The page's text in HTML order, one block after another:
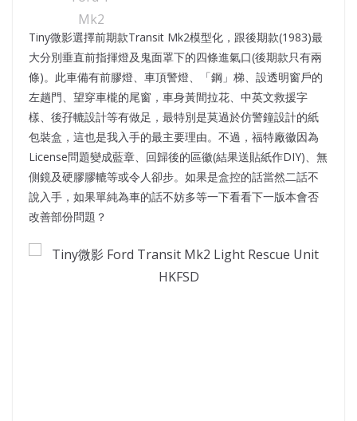
Tiny微影選擇前期款Transit Mk2模型化，跟後期款(1983)最
大分別垂直前指揮燈及鬼面罩下的四條進氣口(後期款只有兩
條)。此車備有前膠燈、車頂警燈、「鋼」梯、設透明窗戶的
左趟門、望穿車櫳的尾窗，車身黃間拉花、中英文救援字
樣、後孖轆設計等有做足，最特別是莫過於仿警鐘設計的紙
包裝盒，這也是我入手的最主要理由。不過，福特廠徽因為
License問題變成藍章、回歸後的區徽(結果送貼紙作DIY)、無
側鏡及硬膠膠轆等或令人卻步。如果是盒控的話當然二話不
說入手，如果單純為車的話不妨多等一下看看下一版本會否
改善部份問題？